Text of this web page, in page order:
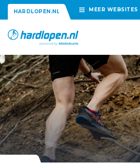
HARDLOPEN.NL MEER WEBSITES